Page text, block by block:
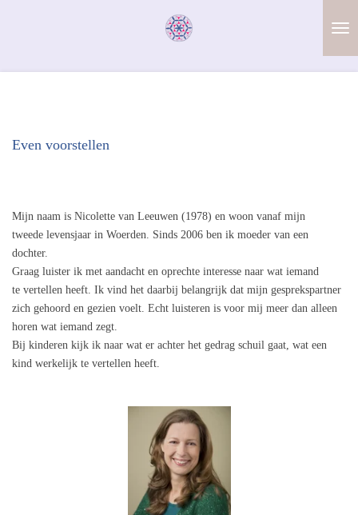
de
Even voorstellen
Mijn naam is Nicolette van Leeuwen (1978) en woon vanaf mijn
tweede levensjaar in Woerden. Sinds 2006 ben ik moeder van een
dochter.
Graag luister ik met aandacht en oprechte interesse naar wat iemand
te vertellen heeft. Ik vind het daarbij belangrijk dat mijn gesprekspartner
zich gehoord en gezien voelt. Echt luisteren is voor mij meer dan alleen
horen wat iemand zegt.
Bij kinderen kijk ik naar wat er achter het gedrag schuil gaat, wat een
kind werkelijk te vertellen heeft.